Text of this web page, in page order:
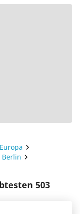
Berlin
503